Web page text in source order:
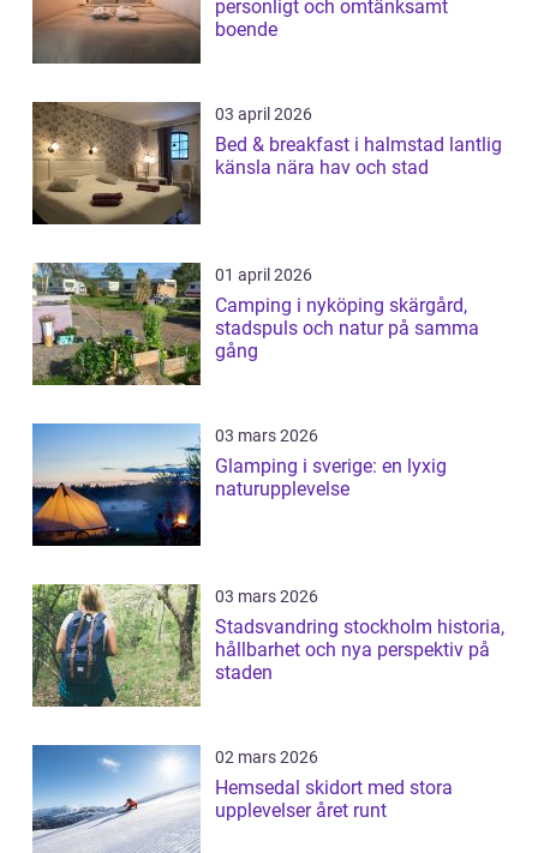
personligt och omtänksamt
boende
03 april 2026
Bed & breakfast i halmstad lantlig
känsla nära hav och stad
01 april 2026
Camping i nyköping skärgård,
stadspuls och natur på samma
gång
03 mars 2026
Glamping i sverige: en lyxig
naturupplevelse
03 mars 2026
Stadsvandring stockholm historia,
hållbarhet och nya perspektiv på
staden
02 mars 2026
Hemsedal skidort med stora
upplevelser året runt